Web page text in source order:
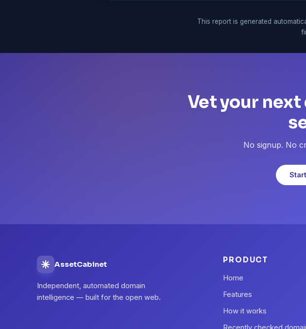
This report is generated
Vet your next
No signup. No
AssetCabinet
Independent, automated domain
intelligence — built for the open web.
PRODUCT
Home
Features
How it works